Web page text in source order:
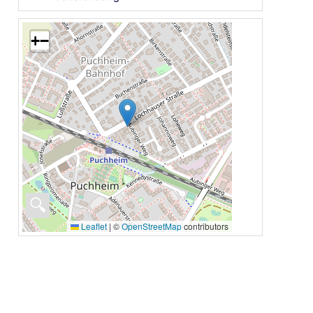
🔍
+−
Leaflet | ©OpenStreetMapcontributors